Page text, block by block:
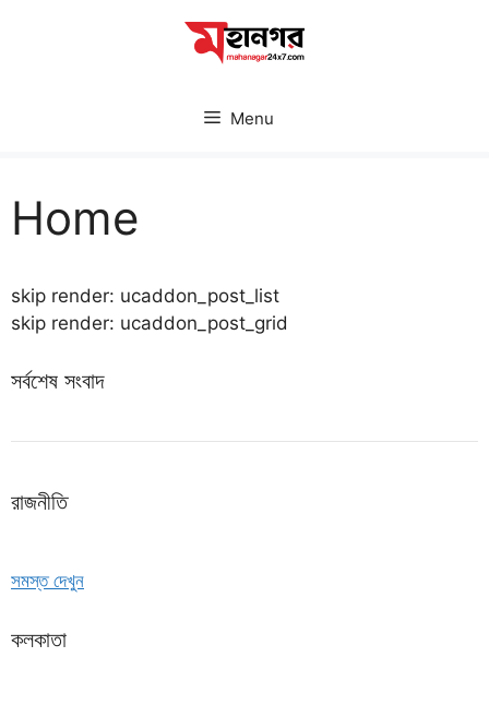
Menu
Home
skip render: ucaddon_post_list
skip render: ucaddon_post_grid
সর্বশেষ সংবাদ
রাজনীতি
সমস্ত দেখুন
কলকাতা